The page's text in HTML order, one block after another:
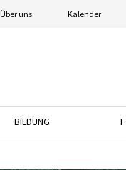
Über uns Kalender
BILDUNG